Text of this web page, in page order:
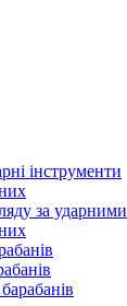
інструменти
за ударними